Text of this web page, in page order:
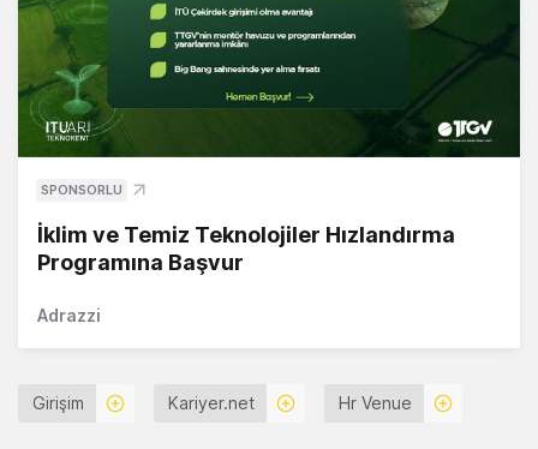
SPONSORLU
İklim ve Temiz Teknolojiler Hızlandırma
Programına Başvur
Adrazzi
Girişim Kariyer.net Hr Venue